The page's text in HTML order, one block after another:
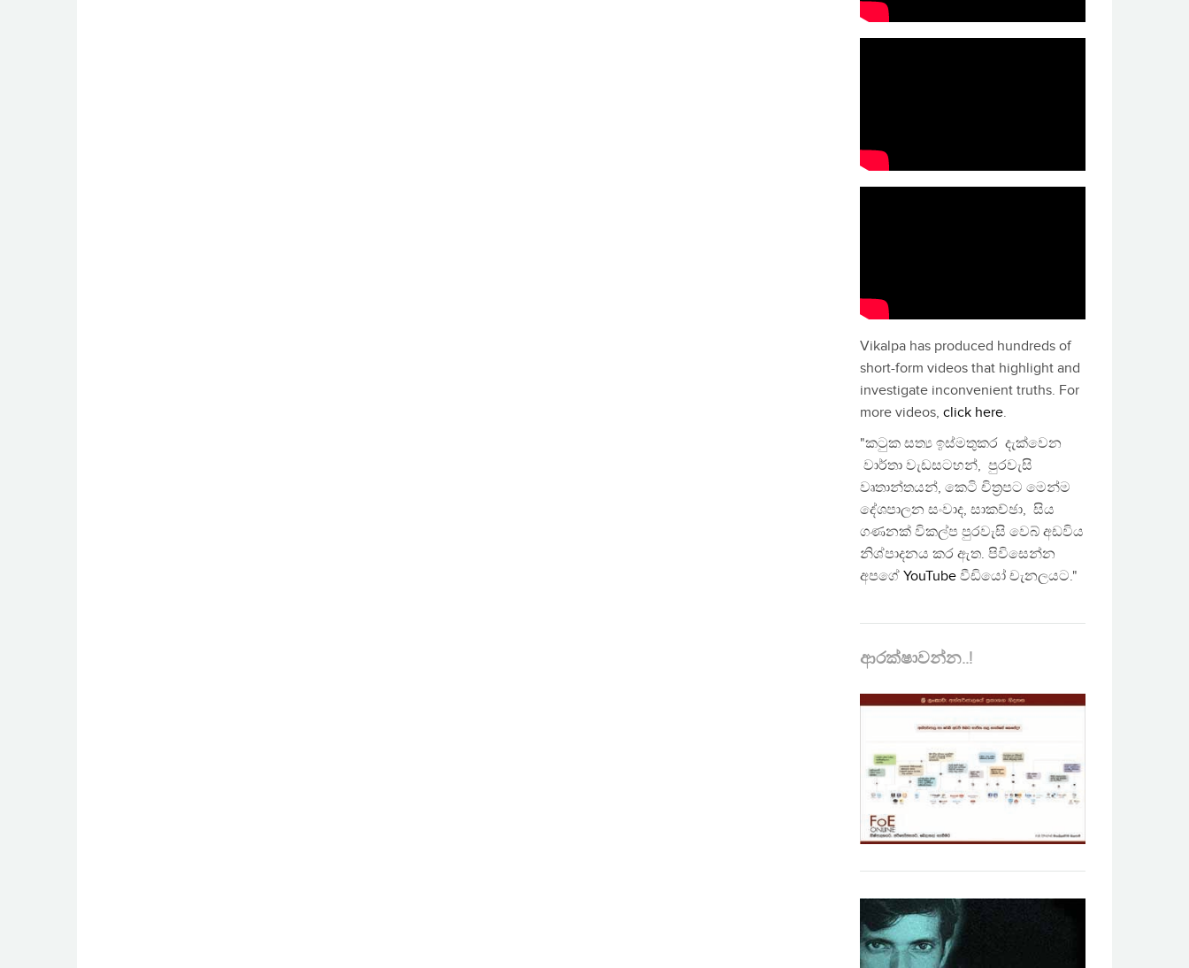
Vikalpa has produced hundreds of
short-form videos that highlight and
investigate inconvenient truths. For
more videos, click here.
"කටුක සත්‍ය ඉස්මතුකර දැක්වෙන
වාර්තා වැඩසටහන්, පුරවැසි
වෘතාන්තයන්, කෙටි චිත්‍රපට මෙන්ම
දේශපාලන සංවාද, සාකච්ඡා, සිය
ගණනක් විකල්ප පුරවැසි වෙබ් අඩවිය
නිශ්පාදනය කර ඇත. පිවිසෙන්න
අපගේ YouTube වීඩියෝ චැනලයට."
ආරක්ෂාවන්න..!